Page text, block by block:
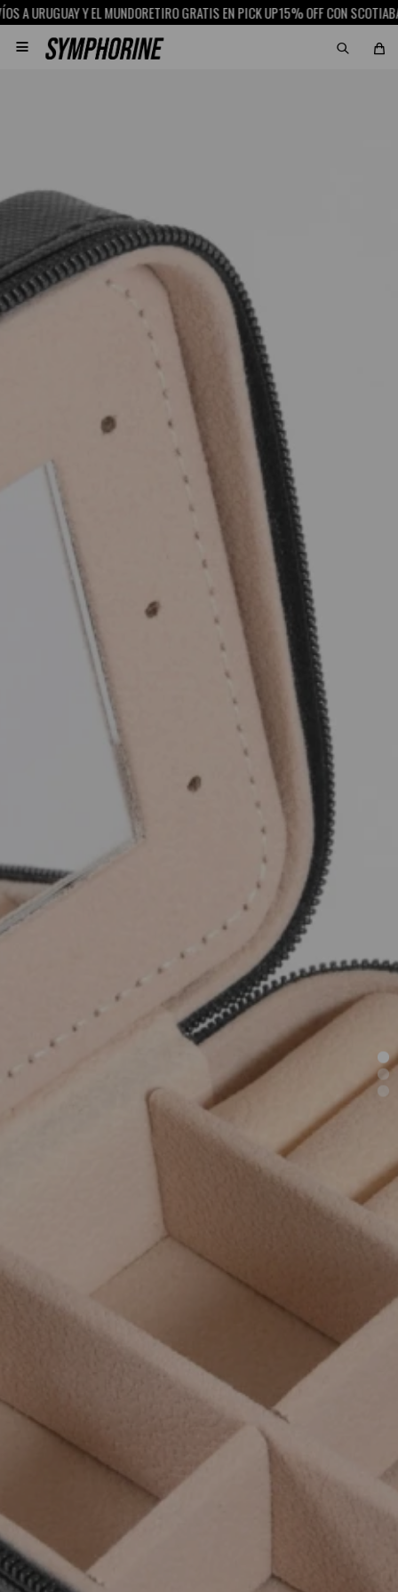
Y EL MUNDORETIRO GRATIS EN PICK UP15% OFF CON SCOTIABANK
